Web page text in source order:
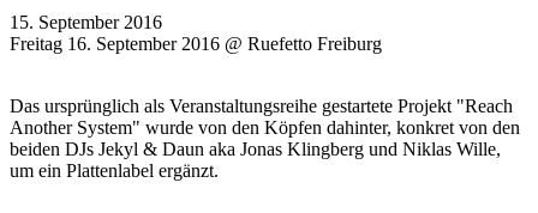
15. September 2016
Freitag 16. September 2016 @ Ruefetto Freiburg
Das ursprünglich als Veranstaltungsreihe gestartete Projekt "Reach
Another System" wurde von den Köpfen dahinter, konkret von den
beiden DJs Jekyl & Daun aka Jonas Klingberg und Niklas Wille,
um ein Plattenlabel ergänzt.